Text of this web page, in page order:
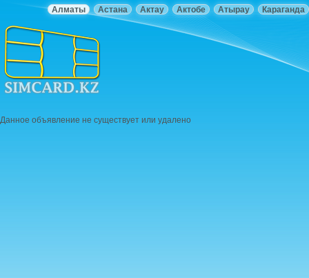
Караганда
Атырау
Актобе
Актау
Астана
Алматы
Данное объявление не существует или удалено